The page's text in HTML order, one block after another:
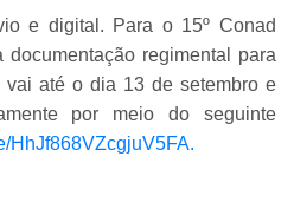
e digital. Para o 15º Conad
documentação regimental para
vai até o dia 13 de setembro e
por meio do seguinte
HhJf868VZcgjuV5FA.